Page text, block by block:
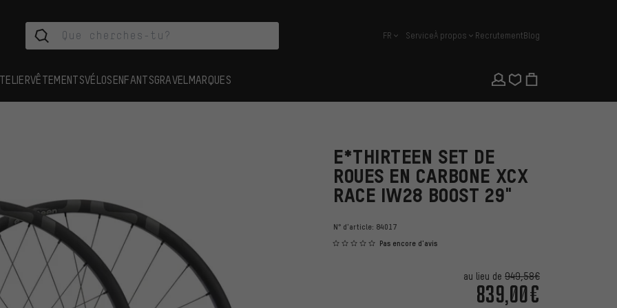
français
FR ServiceÀ propos RecrutementBlog
VÊTEMENTSVÉLOSENFANTSGRAVEL MARQUES
E*THIRTEEN SET DE
ROUES EN CARBONE XCX
RACE IW28 BOOST 29"
N° d'article: 84017
Pas encore d'avis
au lieu de 949,58€
839,00€